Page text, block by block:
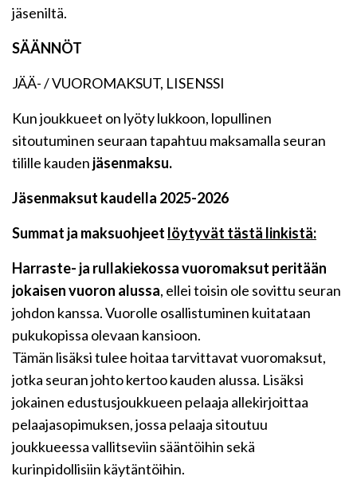
jäseniltä.
SÄÄNNÖT
JÄÄ- / VUOROMAKSUT, LISENSSI
Kun joukkueet on lyöty lukkoon, lopullinen
sitoutuminen seuraan tapahtuu maksamalla seuran
tilille kauden jäsenmaksu.
Jäsenmaksut kaudella 2025-2026
Summat ja maksuohjeet löytyvät tästä linkistä:
Harraste- ja rullakiekossa vuoromaksut peritään
jokaisen vuoron alussa, ellei toisin ole sovittu seuran
johdon kanssa. Vuorolle osallistuminen kuitataan
pukukopissa olevaan kansioon.
Tämän lisäksi tulee hoitaa tarvittavat vuoromaksut,
jotka seuran johto kertoo kauden alussa. Lisäksi
jokainen edustusjoukkueen pelaaja allekirjoittaa
pelaajasopimuksen, jossa pelaaja sitoutuu
joukkueessa vallitseviin sääntöihin sekä
kurinpidollisiin käytäntöihin.